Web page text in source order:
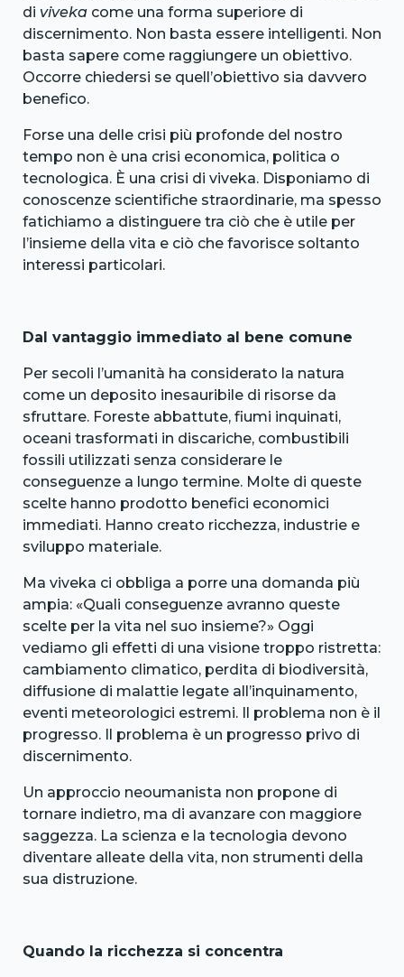
di viveka come una forma superiore di
discernimento. Non basta essere intelligenti. Non
basta sapere come raggiungere un obiettivo.
Occorre chiedersi se quell’obiettivo sia davvero
benefico.
Forse una delle crisi più profonde del nostro
tempo non è una crisi economica, politica o
tecnologica. È una crisi di viveka. Disponiamo di
conoscenze scientifiche straordinarie, ma spesso
fatichiamo a distinguere tra ciò che è utile per
l’insieme della vita e ciò che favorisce soltanto
interessi particolari.
Dal vantaggio immediato al bene comune
Per secoli l’umanità ha considerato la natura
come un deposito inesauribile di risorse da
sfruttare. Foreste abbattute, fiumi inquinati,
oceani trasformati in discariche, combustibili
fossili utilizzati senza considerare le
conseguenze a lungo termine. Molte di queste
scelte hanno prodotto benefici economici
immediati. Hanno creato ricchezza, industrie e
sviluppo materiale.
Ma viveka ci obbliga a porre una domanda più
ampia: «Quali conseguenze avranno queste
scelte per la vita nel suo insieme?» Oggi
vediamo gli effetti di una visione troppo ristretta:
cambiamento climatico, perdita di biodiversità,
diffusione di malattie legate all’inquinamento,
eventi meteorologici estremi. Il problema non è il
progresso. Il problema è un progresso privo di
discernimento.
Un approccio neoumanista non propone di
tornare indietro, ma di avanzare con maggiore
saggezza. La scienza e la tecnologia devono
diventare alleate della vita, non strumenti della
sua distruzione.
Quando la ricchezza si concentra